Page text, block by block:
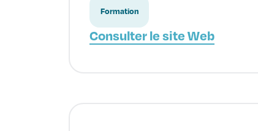
Formation
Consulter le site Web